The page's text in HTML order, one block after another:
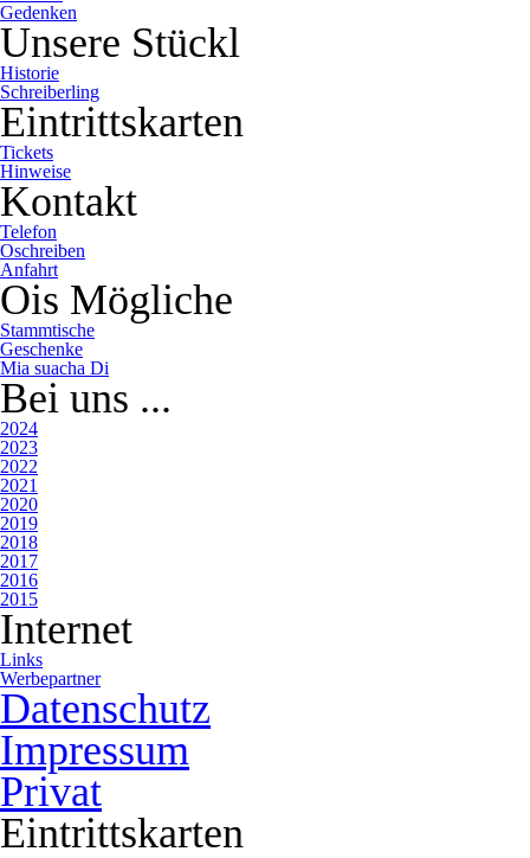
Gedenken
Unsere Stückl
Historie
Schreiberling
Eintrittskarten
Tickets
Hinweise
Kontakt
Telefon
Oschreiben
Anfahrt
Ois Mögliche
Stammtische
Geschenke
Mia suacha Di
Bei uns ...
2024
2023
2022
2021
2020
2019
2018
2017
2016
2015
Internet
Links
Werbepartner
Datenschutz
Impressum
Privat
Eintrittskarten